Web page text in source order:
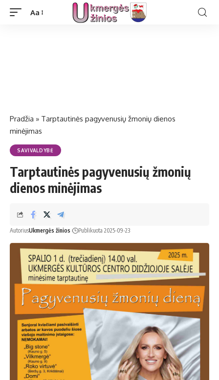
Aa
Pradžia » Tarptautinės pagyvenusių žmonių dienos
minėjimas
SAVIVALDYBĖ
Tarptautinės pagyvenusių žmonių
dienos minėjimas
AutoriusUkmergės žinios Publikuota 2025-09-23